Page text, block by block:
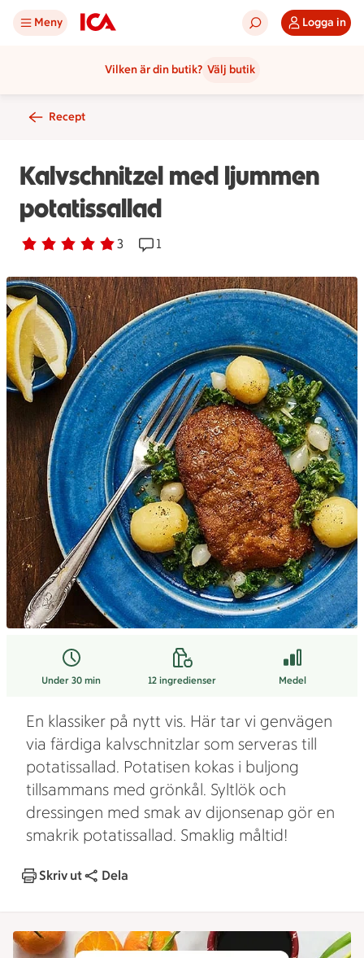
Meny Logga in
Vilken är din butik? Välj butik
Recept
Kalvschnitzel med ljummen
potatissallad
Betyg 5 av 5. 3
3 personer har röstatReceptet har 1 kommentarer
1
Under 30 min 12 ingredienser Medel
En klassiker på nytt vis. Här tar vi genvägen
via färdiga kalvschnitzlar som serveras till
potatissallad. Potatisen kokas i buljong
tillsammans med grönkål. Syltlök och
dressingen med smak av dijonsenap gör en
smakrik potatissallad. Smaklig måltid!
Skriv ut Dela